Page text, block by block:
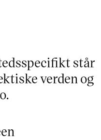
står
verden og